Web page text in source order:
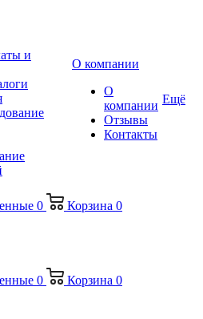
и
О компании
О
компании
Отзывы
Контакты
Ещё
0 Корзина 0
0 Корзина 0